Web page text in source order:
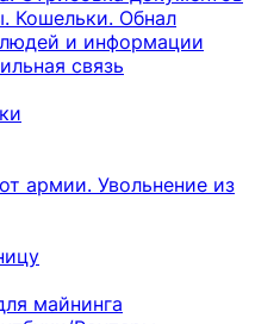
Кошельки. Обнал
и информации
связь
армии. Увольнение из
майнинга